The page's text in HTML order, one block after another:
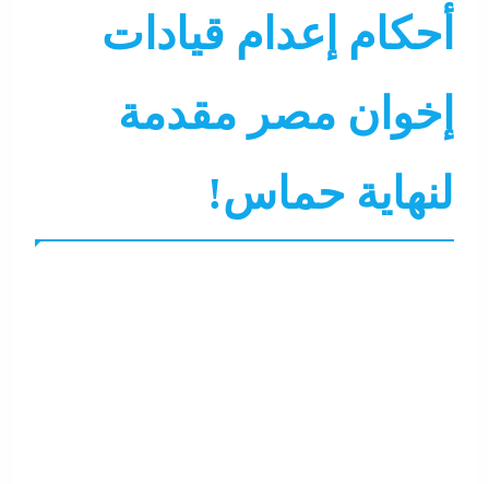
أحكام إعدام قيادات
إخوان مصر مقدمة
لنهاية حماس!
التحليل اللحظي الشرق الأوسط
نشرة لايف